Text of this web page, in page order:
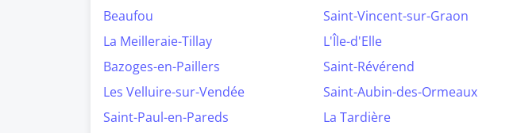
Beaufou
Saint-Vincent-sur-Graon
La Meilleraie-Tillay
L'Île-d'Elle
Bazoges-en-Paillers
Saint-Révérend
Les Velluire-sur-Vendée
Saint-Aubin-des-Ormeaux
Saint-Paul-en-Pareds
La Tardière